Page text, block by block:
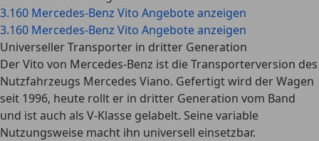
3.160 Mercedes-Benz Vito Angebote anzeigen
3.160 Mercedes-Benz Vito Angebote anzeigen
Universeller Transporter in dritter Generation
Der Vito von Mercedes-Benz ist die Transporterversion des
Nutzfahrzeugs Mercedes Viano. Gefertigt wird der Wagen
seit 1996, heute rollt er in dritter Generation vom Band
und ist auch als V-Klasse gelabelt. Seine variable
Nutzungsweise macht ihn universell einsetzbar.